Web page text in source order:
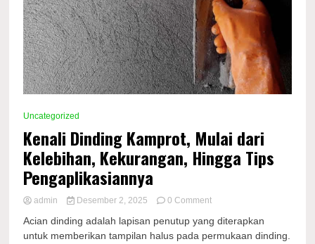
Uncategorized
Kenali Dinding Kamprot, Mulai dari
Kelebihan, Kekurangan, Hingga Tips
Pengaplikasiannya
admin Desember 2, 2025 0 Commenton
Dinding
Kamprot,
Acian dinding adalah lapisan penutup yang diterapkan
untuk memberikan tampilan halus pada permukaan dinding.